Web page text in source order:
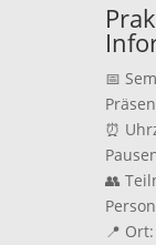
📅
⏰
👥
📍